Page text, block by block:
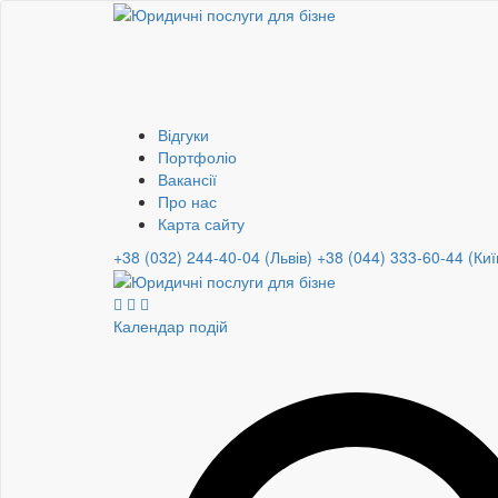
Відгуки
Портфоліо
Вакансії
Про нас
Карта сайту
+38 (032) 244-40-04 (Львів) +38 (044) 333-60-44
Календар подій